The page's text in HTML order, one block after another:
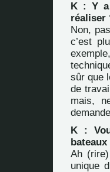
K : Y a
réaliser
Non,
c’est
sûr que
de
mais,
K :
bateaux
Ah
unique